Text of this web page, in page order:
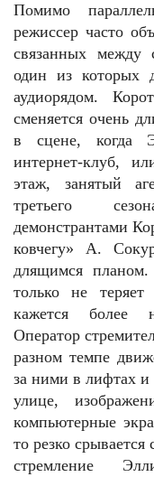
Помимо
режиссер часто
связанных между
один из которых
аудиорядом.
сменяется очень
в сцене, когда
интернет-клуб,
этаж, занятый
третьего
демонстрантами
ковчегу» А.
длящимся
только не
кажется более
Оператор
разном темпе
за ними в лифтах
улице,
компьютерные
то резко
стремление